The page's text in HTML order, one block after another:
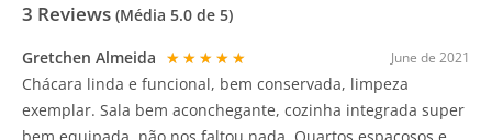
3 Reviews (Média 5.0 de 5)
June de 2021
Gretchen Almeida ★★★★★
Chácara linda e funcional, bem conservada, limpeza
exemplar. Sala bem aconchegante, cozinha integrada super